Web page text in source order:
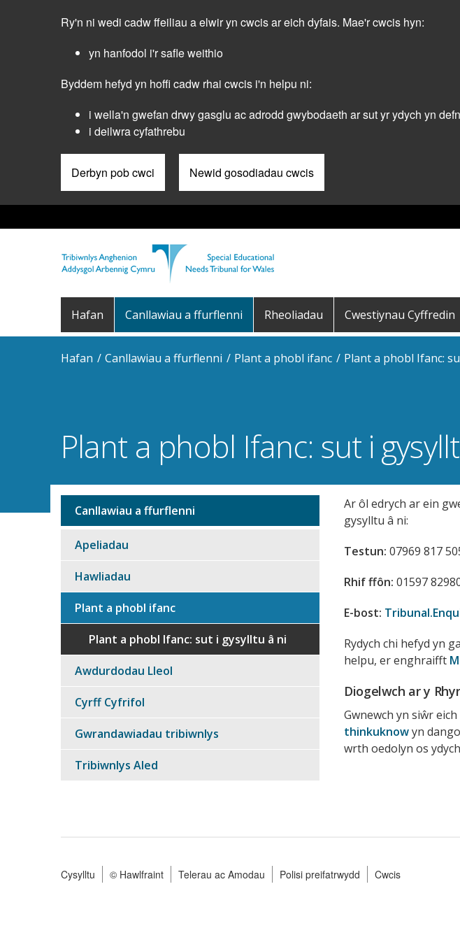
Ry'n ni wedi cadw ffeiliau a elwir yn cwcis ar eich dyfais. Mae'r cwcis hyn:
yn hanfodol i'r safle weithio
Byddem hefyd yn hoffi cadw rhai cwcis i'n helpu ni:
i wella'n gwefan drwy gasglu ac adrodd gwybodaeth ar sut yr ydych yn
i deilwra cyfathrebu
Derbyn pob cwci Newid gosodiadau cwcis
Pre
Header
Main
navigation
Hafan Canllawiau a ffurflenni Rheoliadau Cwestiynau Cyffredin
Hafan Canllawiau a ffurflenni Plant a phobl ifanc Plant a phobl Ifanc:
Plant a phobl Ifanc: sut i
Ar ôl edrych ar ein
gysylltu â ni:
Testun: 07969 817
Rhif ffôn: 01597
E-bost:
Rydych chi hefyd yn
helpu, er enghraifft
Diogelwch ar y
Gwnewch yn siŵr
thinkuknowyn
wrth oedolyn os
Sub
navigation
Canllawiau a ffurflenni
Apeliadau
Hawliadau
Plant a phobl ifanc
Plant a phobl Ifanc: sut i gysylltu â ni
Awdurdodau Lleol
Cyrff Cyfrifol
Gwrandawiadau tribiwnlys
Tribiwnlys Aled
Footer
Cysylltu © Hawlfraint Telerau ac Amodau Polisi preifatrwydd Cwcis